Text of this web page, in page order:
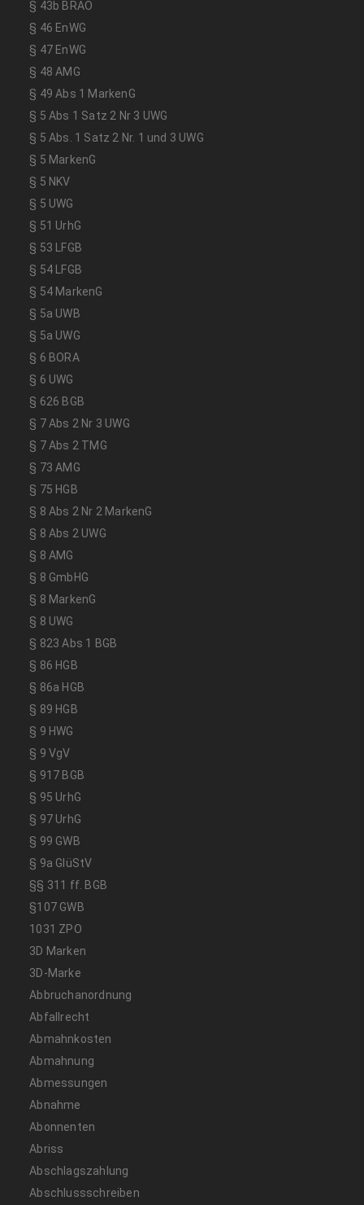
§ 43b BRAO
§ 46 EnWG
§ 47 EnWG
§ 48 AMG
§ 49 Abs 1 MarkenG
§ 5 Abs 1 Satz 2 Nr 3 UWG
§ 5 Abs. 1 Satz 2 Nr. 1 und 3 UWG
§ 5 MarkenG
§ 5 NKV
§ 5 UWG
§ 51 UrhG
§ 53 LFGB
§ 54 LFGB
§ 54 MarkenG
§ 5a UWB
§ 5a UWG
§ 6 BORA
§ 6 UWG
§ 626 BGB
§ 7 Abs 2 Nr 3 UWG
§ 7 Abs 2 TMG
§ 73 AMG
§ 75 HGB
§ 8 Abs 2 Nr 2 MarkenG
§ 8 Abs 2 UWG
§ 8 AMG
§ 8 GmbHG
§ 8 MarkenG
§ 8 UWG
§ 823 Abs 1 BGB
§ 86 HGB
§ 86a HGB
§ 89 HGB
§ 9 HWG
§ 9 VgV
§ 917 BGB
§ 95 UrhG
§ 97 UrhG
§ 99 GWB
§ 9a GlüStV
§§ 311 ff. BGB
§107 GWB
1031 ZPO
3D Marken
3D-Marke
Abbruchanordnung
Abfallrecht
Abmahnkosten
Abmahnung
Abmessungen
Abnahme
Abonnenten
Abriss
Abschlagszahlung
Abschlussschreiben